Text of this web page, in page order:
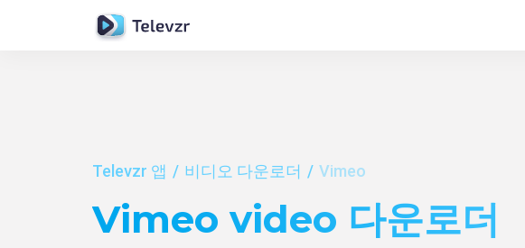
Televzr 앱 비디오 다운로더 Vimeo
Vimeo video 다운로더